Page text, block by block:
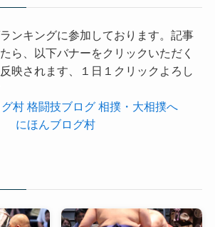
ンキングに参加しております。記事
ら、以下バナーをクリックいただく
映されます、１日１クリックよろし
にほんブログ村